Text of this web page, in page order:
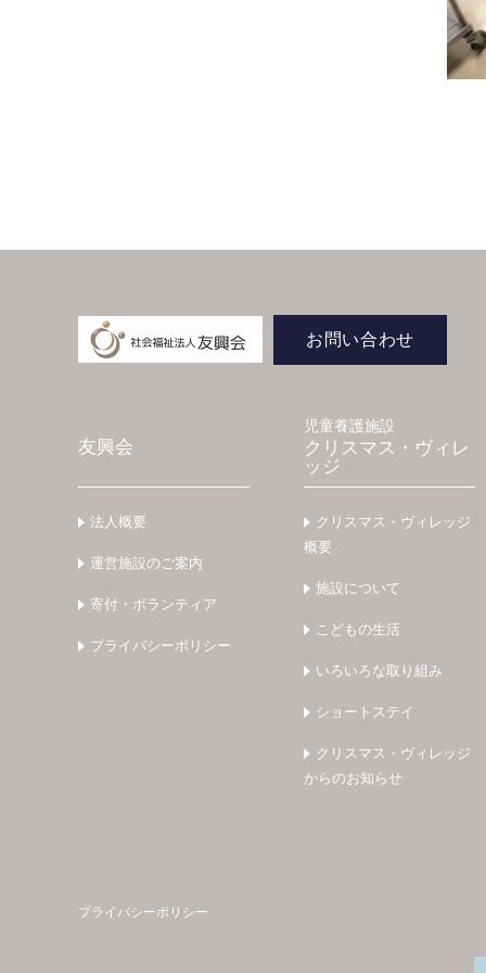
お問い合わせ
友興会
法人概要
運営施設のご案内
寄付・ボランティア
プライバシーポリシー
児童養護施設
クリスマス・ヴィレ
ッジ
クリスマス・ヴィレッジ
概要
施設について
こどもの生活
いろいろな取り組み
ショートステイ
クリスマス・ヴィレッジ
からのお知らせ
プライバシーポリシー